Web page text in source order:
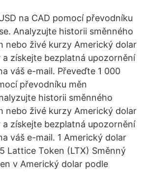
na CAD pomocí převodníku
Analyzujte historii směnného
nebo živé kurzy Americký dolar
získejte bezplatná upozornění
váš e-mail. Převeďte 1 000
převodníku měn
historii směnného
nebo živé kurzy Americký dolar
získejte bezplatná upozornění
váš e-mail. 1 Americký dolar
Lattice Token (LTX) Směnný
v Americký dolar podle